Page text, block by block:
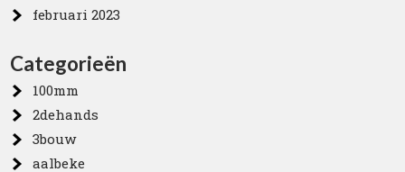
februari 2023
Categorieën
100mm
2dehands
3bouw
aalbeke